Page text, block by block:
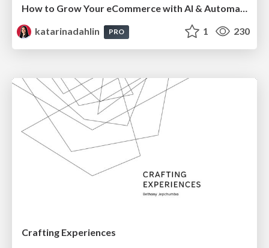
How to Grow Your eCommerce with AI & Automation
katarinadahlin
PRO 1 230
Crafting Experiences